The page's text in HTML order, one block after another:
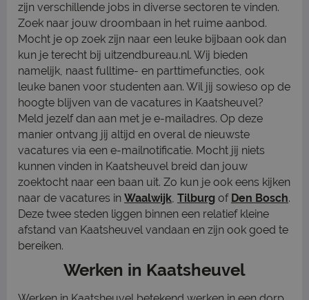
zijn verschillende jobs in diverse sectoren te vinden.
Zoek naar jouw droombaan in het ruime aanbod.
Mocht je op zoek zijn naar een leuke bijbaan ook dan
kun je terecht bij uitzendbureau.nl. Wij bieden
namelijk, naast fulltime- en parttimefuncties, ook
leuke banen voor studenten aan. Wil jij sowieso op de
hoogte blijven van de vacatures in Kaatsheuvel?
Meld jezelf dan aan met je e-mailadres. Op deze
manier ontvang jij altijd en overal de nieuwste
vacatures via een e-mailnotificatie. Mocht jij niets
kunnen vinden in Kaatsheuvel breid dan jouw
zoektocht naar een baan uit. Zo kun je ook eens kijken
naar de vacatures in Waalwijk, Tilburg of Den Bosch.
Deze twee steden liggen binnen een relatief kleine
afstand van Kaatsheuvel vandaan en zijn ook goed te
bereiken.
Werken in Kaatsheuvel